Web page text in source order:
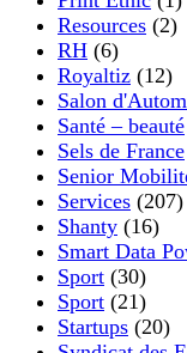
Resources (2)
RH (6)
Royaltiz (12)
Salon
Santé – beauté
Sels de France
Senior
Services (207)
Shanty (16)
Smart Data
Sport (30)
Sport (21)
Startups (20)